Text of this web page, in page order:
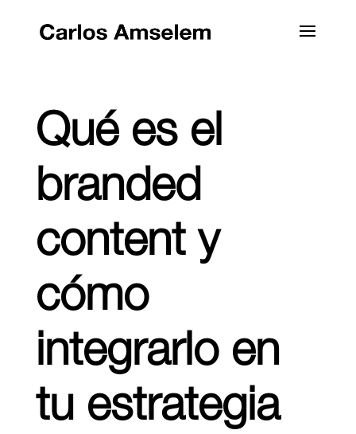
Qué es el
branded
content y
cómo
integrarlo en
tu estrategia